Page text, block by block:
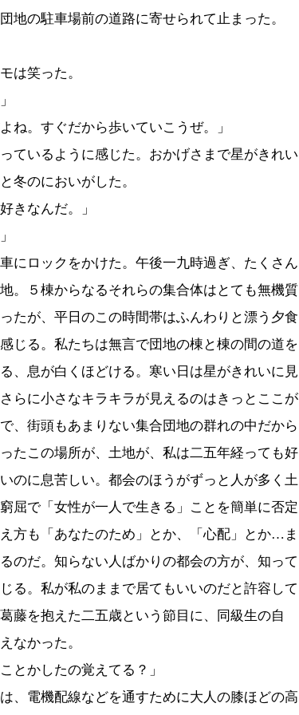
地の駐車場前の道路に寄せられて止まった。
は笑った。
ね。すぐだから歩いていこうぜ。」
ているように感じた。おかげさまで星がきれい
冬のにおいがした。
きなんだ。」
にロックをかけた。午後一九時過ぎ、たくさん
。５棟からなるそれらの集合体はとても無機質
たが、平日のこの時間帯はふんわりと漂う夕食
じる。私たちは無言で団地の棟と棟の間の道を
、息が白くほどける。寒い日は星がきれいに見
らに小さなキラキラが見えるのはきっとここが
、街頭もあまりない集合団地の群れの中だから
たこの場所が、土地が、私は二五年経っても好
のに息苦しい。都会のほうがずっと人が多く土
屈で「女性が一人で生きる」ことを簡単に否定
方も「あなたのため」とか、「心配」とか…ま
のだ。知らない人ばかりの都会の方が、知って
る。私が私のままで居てもいいのだと許容して
藤を抱えた二五歳という節目に、同級生の自
なかった。
とかしたの覚えてる？」
、電機配線などを通すために大人の膝ほどの高